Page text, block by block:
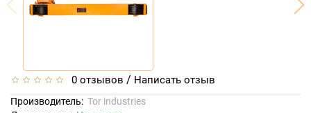
0 отзывов / Написать отзыв
Производитель: Tor industries